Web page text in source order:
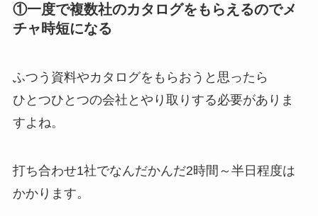
①一度で複数社のカタログをもらえるのでメ
チャ時短になる
ふつう資料やカタログをもらおうと思ったら
ひとつひとつの会社とやり取りする必要がありま
すよね。
打ち合わせ1社でなんだかんだ2時間～半日程度は
かかります。